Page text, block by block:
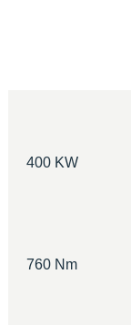
400 KW
760 Nm